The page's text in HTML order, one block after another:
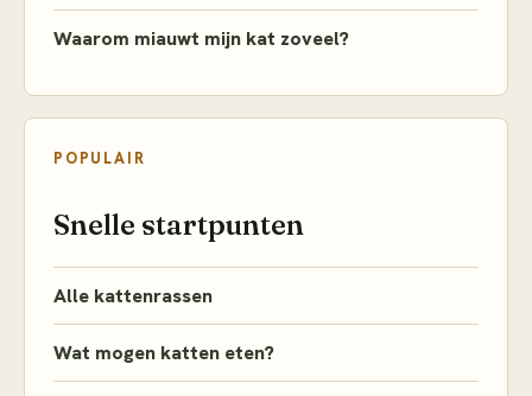
Waarom miauwt mijn kat zoveel?
POPULAIR
Snelle startpunten
Alle kattenrassen
Wat mogen katten eten?